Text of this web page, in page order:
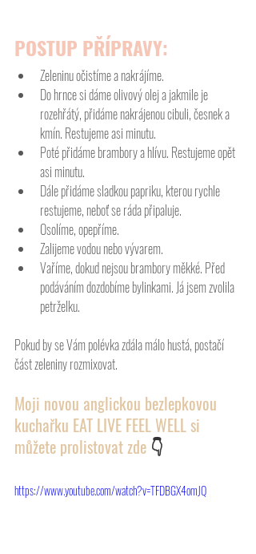
POSTUP PŘÍPRAVY:
Zeleninu očistíme a nakrájíme.
Do hrnce si dáme olivový olej a jakmile je
rozehřátý, přidáme nakrájenou cibuli, česnek a
kmín. Restujeme asi minutu.
Poté přidáme brambory a hlívu. Restujeme opět
asi minutu.
Dále přidáme sladkou papriku, kterou rychle
restujeme, neboť se ráda připaluje.
Osolíme, opepříme.
Zalijeme vodou nebo vývarem.
Vaříme, dokud nejsou brambory měkké. Před
podáváním dozdobíme bylinkami. Já jsem zvolila
petrželku.
Pokud by se Vám polévka zdála málo hustá, postačí
část zeleniny rozmixovat.
Moji novou anglickou bezlepkovou
kuchařku EAT LIVE FEEL WELL si
můžete prolistovat zde 👇
https://www.youtube.com/watch?v=TFDBGX4omJQ